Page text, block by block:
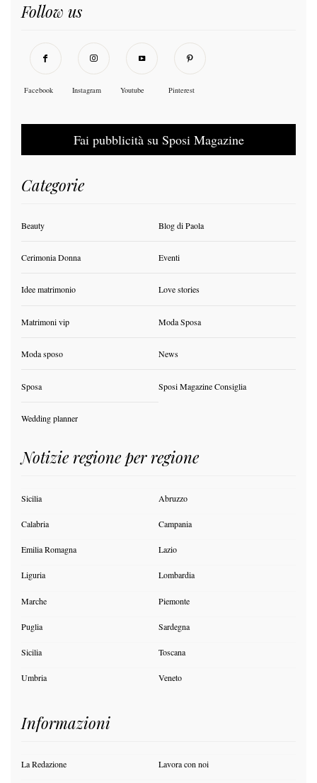
Follow us
Facebook Instagram Youtube Pinterest
Fai pubblicità su Sposi Magazine
Categorie
Beauty Blog di Paola
Cerimonia Donna Eventi
Idee matrimonio Love stories
Matrimoni vip Moda Sposa
Moda sposo News
Sposa Sposi Magazine Consiglia
Wedding planner
Notizie regione per regione
Sicilia Abruzzo
Calabria Campania
Emilia Romagna Lazio
Liguria Lombardia
Marche Piemonte
Puglia Sardegna
Sicilia Toscana
Umbria Veneto
Informazioni
La Redazione Lavora con noi